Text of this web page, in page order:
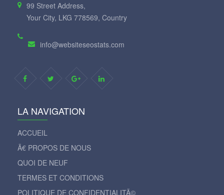
99 Street Address,
Your City, LKG 778569, Country
info@websiteseostats.com
LA NAVIGATION
ACCUEIL
Ã€ PROPOS DE NOUS
QUOI DE NEUF
TERMES ET CONDITIONS
POLITIQUE DE CONFIDENTIALITÃ©